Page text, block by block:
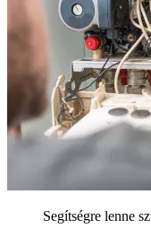
Segítségre lenne